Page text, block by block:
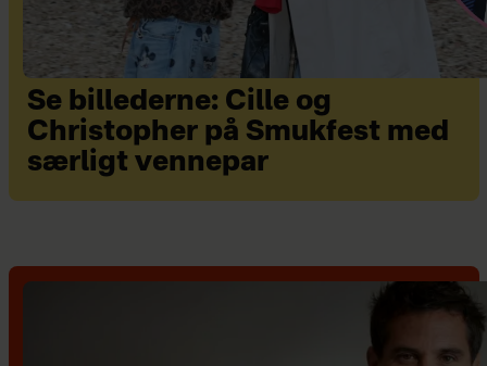
Se billederne: Cille og
Christopher på Smukfest med
særligt vennepar